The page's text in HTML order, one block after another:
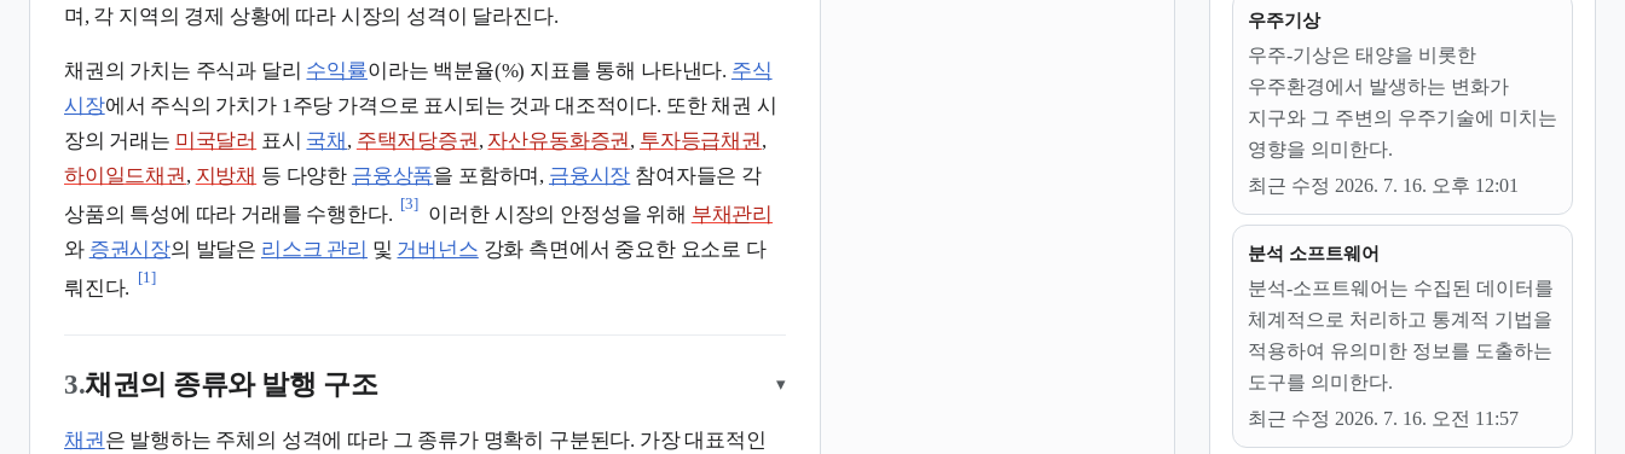
며, 각 지역의 경제 상황에 따라 시장의 성격이 달라진다.
채권의 가치는 주식과 달리 수익률이라는 백분율(%) 지표를 통해 나타낸다. 주식
시장에서 주식의 가치가 1주당 가격으로 표시되는 것과 대조적이다. 또한 채권 시
장의 거래는 미국달러 표시 국채 , 주택저당증권, 자산유동화증권, 투자등급채권,
하이일드채권, 지방채 등 다양한 금융상품을 포함하며, 금융시장 참여자들은 각
상품의 특성에 따라 거래를 수행한다.
[3]
이러한 시장의 안정성을 위해 부채관리
와 증권시장의 발달은 리스크 관리 및 거버넌스 강화 측면에서 중요한 요소로 다
뤄진다.
[1]
3.채권의 종류와 발행 구조 ▾
채권 은 발행하는 주체의 성격에 따라 그 종류가 명확히 구분된다. 가장 대표적인
우주기상
우주-기상은 태양을 비롯한
우주환경에서 발생하는 변화가
지구와 그 주변의 우주기술에 미치는
영향을 의미한다.
최근 수정 2026. 7. 16. 오후 12:01
분석 소프트웨어
분석-소프트웨어는 수집된 데이터를
체계적으로 처리하고 통계적 기법을
적용하여 유의미한 정보를 도출하는
도구를 의미한다.
최근 수정 2026. 7. 16. 오전 11:57